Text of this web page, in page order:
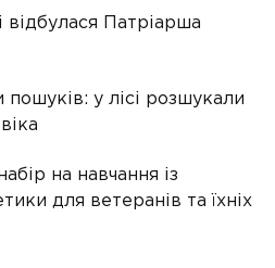
відбулася Патріарша
пошуків: у лісі розшукали
на навчання із
для ветеранів та їхніх